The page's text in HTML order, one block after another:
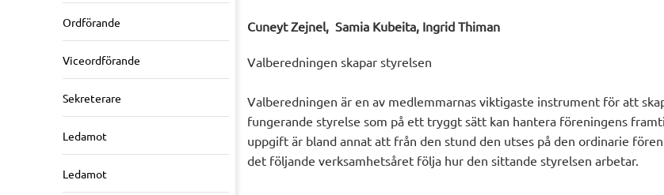
Ordförande
Viceordförande
Sekreterare
Ledamot
Ledamot
Cuneyt Zejnel, Samia Kubeita, Ingrid Thiman
Valberedningen skapar styrelsen
Valberedningen är en av medlemmarnas viktigaste instrument för att
fungerande styrelse som på ett tryggt sätt kan hantera föreningens
uppgift är bland annat att från den stund den utses på den ordinarie
det följande verksamhetsåret följa hur den sittande styrelsen arbetar.